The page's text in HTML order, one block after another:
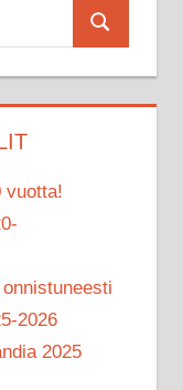
Search
vuotta!
2026
2025